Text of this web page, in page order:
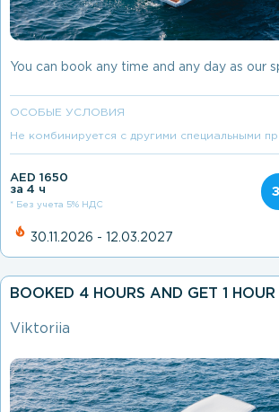
You can book any time and any day as our
ОСОБЫЕ УСЛОВИЯ
Не комбинируется с другими специальными
AED 1650
за 4 ч
* Без учета 5% НДС
30.11.2026 - 12.03.2027
BOOKED 4 HOURS AND GET 1 HOUR
Viktoriia